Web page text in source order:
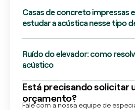
Casas de concreto impressas
estudar a acústica nesse tipo
Ruído do elevador: como
acústico
Está precisando solicitar
orçamento?
Fale com a nossa equipe de